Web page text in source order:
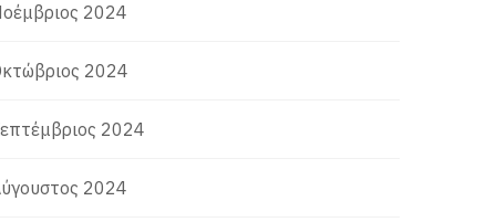
2024
2024
2024
2024